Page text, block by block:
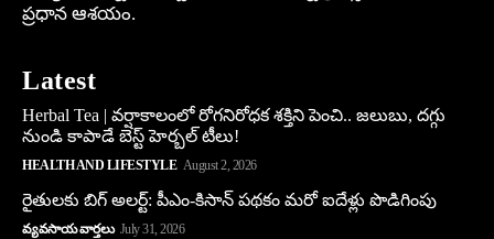
ప్రధాన ఆశయం.
Latest
Herbal Tea | వర్షాకాలంలో రోగనిరోధక శక్తిని పెంచి.. జలుబు, దగ్గు
నుండి కాపాడే బెస్ట్ హెర్బల్ టీలు!
HEALTH AND LIFESTYLE August 2, 2026
రైతులకు బిగ్ అలర్ట్: పీఎం-కిసాన్ పథకం మరో ఐదేళ్లు పొడిగింపు
వ్యవసాయ వార్తలు July 31, 2026